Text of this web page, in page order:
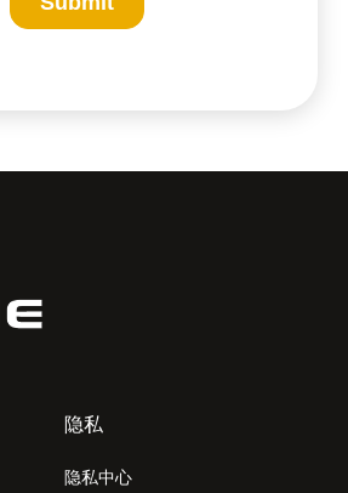
隐私
隐私中心